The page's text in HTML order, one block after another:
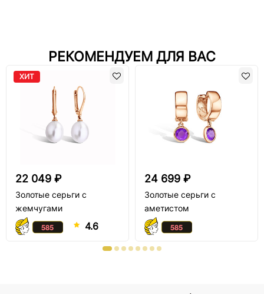
РЕКОМЕНДУЕМ ДЛЯ ВАС
ХИТ
22 049 ₽
Золотые серьги с
жемчугами
4.6
24 699 ₽
Золотые серьги с
аметистом